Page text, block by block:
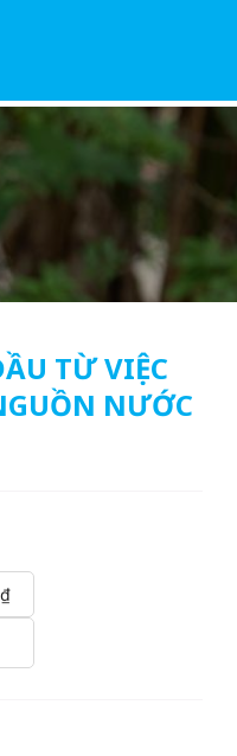
TỪ VIỆC
NƯỚC